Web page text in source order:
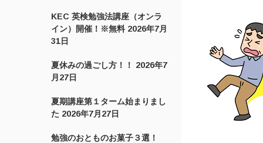
KEC 英検勉強法講座（オンラ
イン）開催！※無料 2026年7月
31日
夏休みの過ごし方！！
2026年7
月27日
夏期講座第１ターム始まりまし
た 2026年7月27日
勉強のおとものお菓子３選！